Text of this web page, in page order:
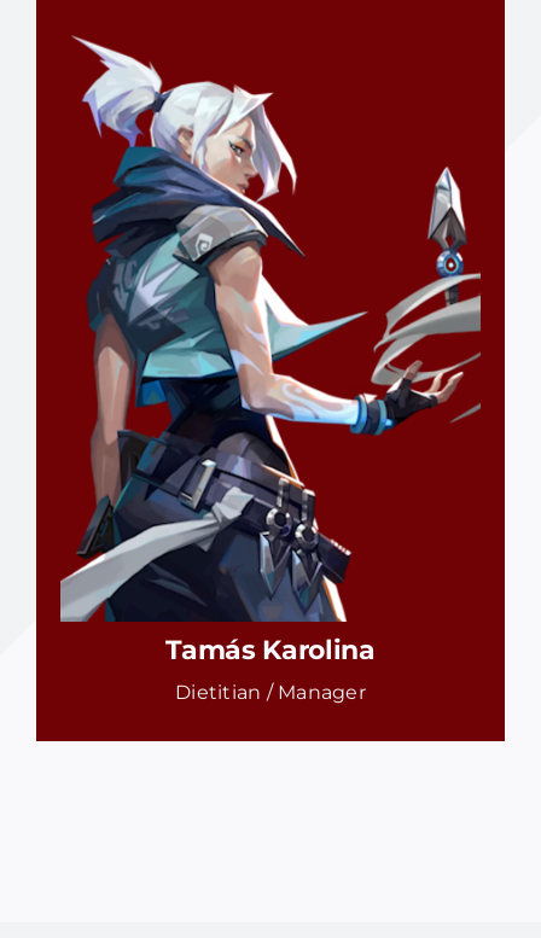
Tamás Karolina
Dietitian / Manager
Tamás Karolina
Dietitian / Manager
RÉSZLETEK